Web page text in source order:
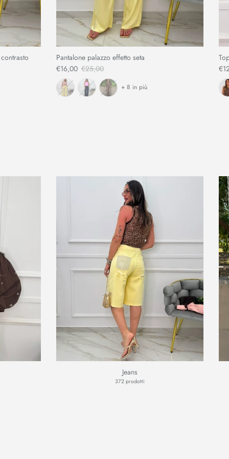
Pantalone palazzo effetto seta
€16,00 €25,00
+ 8 in più
Jeans
372 prodotti